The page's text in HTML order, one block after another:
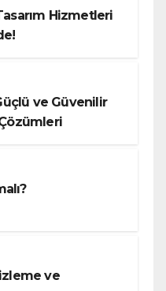
Hizmetleri
ve Güvenilir
ve